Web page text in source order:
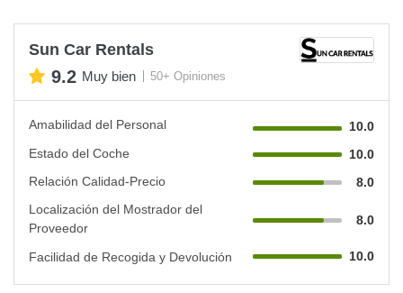
Sun Car Rentals
9.2 Muy bien 50+ Opiniones
Amabilidad del Personal
10.0
Estado del Coche
10.0
Relación Calidad-Precio
8.0
Localización del Mostrador del
Proveedor
8.0
Facilidad de Recogida y Devolución 10.0